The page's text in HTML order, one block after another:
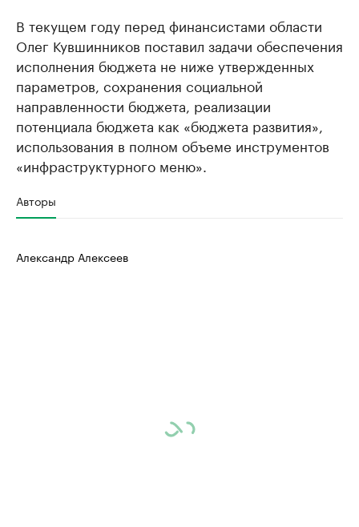
В текущем году перед финансистами области
Олег Кувшинников поставил задачи обеспечения
исполнения бюджета не ниже утвержденных
параметров, сохранения социальной
направленности бюджета, реализации
потенциала бюджета как «бюджета развития»,
использования в полном объеме инструментов
«инфраструктурного меню».
Авторы
Александр Алексеев